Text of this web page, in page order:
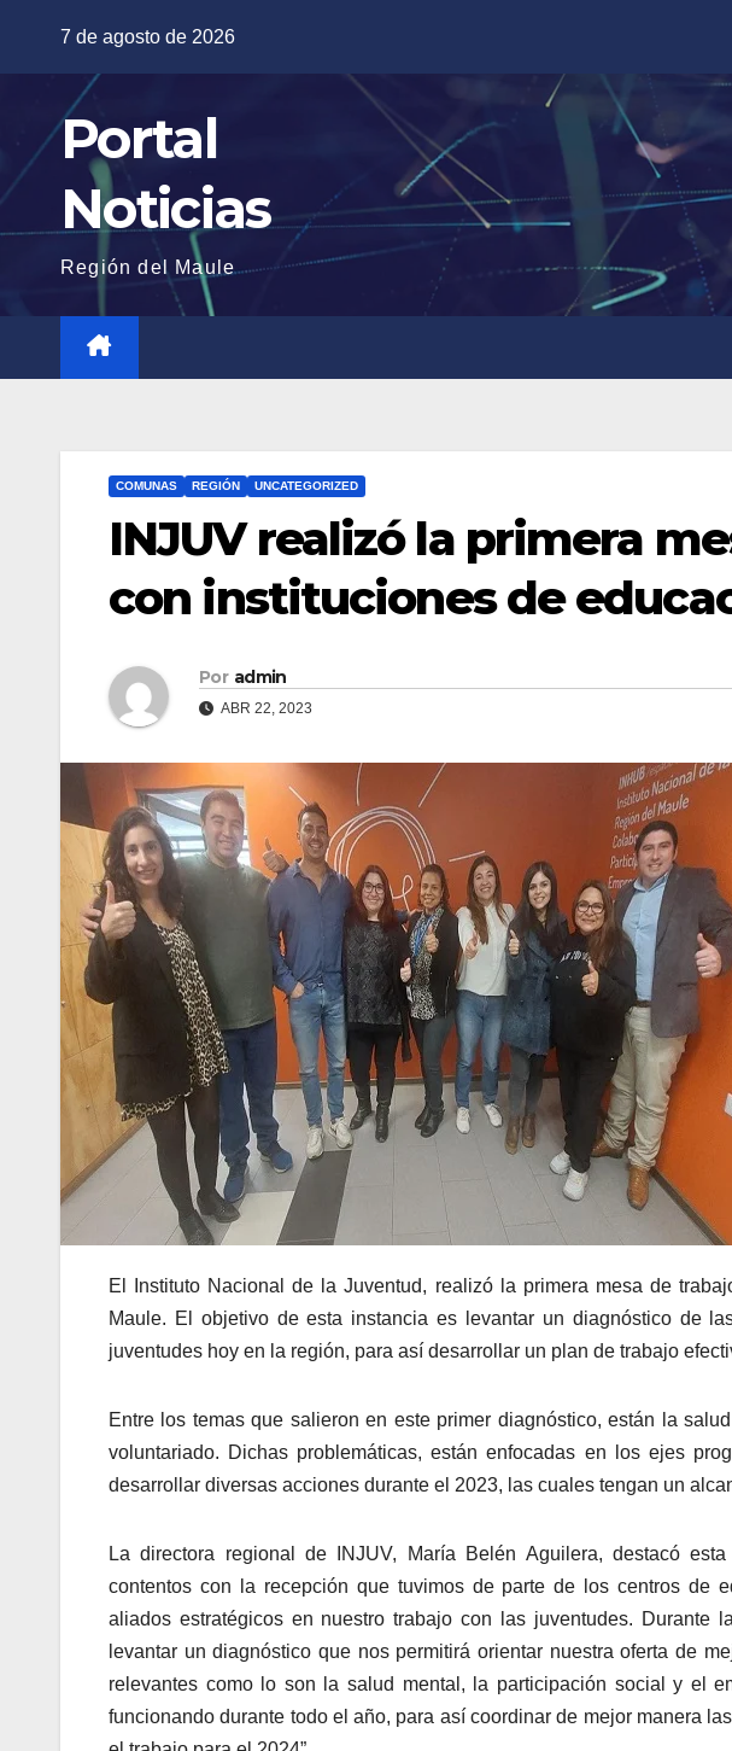
contenido
7 de agosto de 2026
Portal
Noticias
Región del Maule
COMUNAS REGIÓN UNCATEGORIZED
INJUV realizó la primera
con instituciones de
Por admin
ABR 22, 2023
El Instituto Nacional de la Juventud, realizó la primera mesa de
Maule. El objetivo de esta instancia es levantar un diagnóstico de
juventudes hoy en la región, para así desarrollar un plan de trabajo
Entre los temas que salieron en este primer diagnóstico, están la
voluntariado. Dichas problemáticas, están enfocadas en los ejes
desarrollar diversas acciones durante el 2023, las cuales tengan un
La directora regional de INJUV, María Belén Aguilera, destacó
contentos con la recepción que tuvimos de parte de los centros de
aliados estratégicos en nuestro trabajo con las juventudes. Durante
levantar un diagnóstico que nos permitirá orientar nuestra oferta de
relevantes como lo son la salud mental, la participación social y el
funcionando durante todo el año, para así coordinar de mejor manera